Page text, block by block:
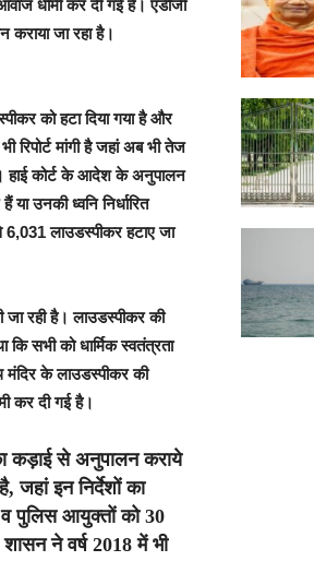
धीमी कर दी गई है। एडीजी
कराया जा रहा है।
को हटा दिया गया है और
मांगी है जहां अब भी तेज
हाई कोर्ट के आदेश के अनुपालन
उनकी ध्वनि निर्धारित
लाउडस्पीकर हटाए जा
जा रही है। लाउडस्पीकर की
सभी को धार्मिक स्वतंत्रता
मंदिर के लाउडस्पीकर की
कर दी गई है।
कड़ाई से अनुपालन कराये
जहां इन निर्देशों का
व पुलिस आयुक्तों को 30
ने वर्ष 2018 में भी